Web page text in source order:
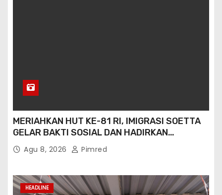
MERIAHKAN HUT KE-81 RI, IMIGRASI SOETTA
GELAR BAKTI SOSIAL DAN HADIRKAN
LAYANAN PASPOR DI AKHIR PEKAN
Agu 8, 2026 Pimred
HEADLINE